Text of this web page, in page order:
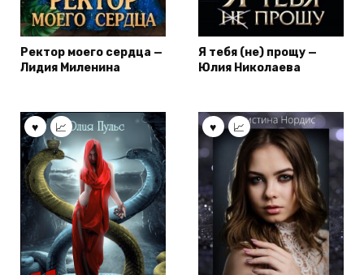
Ректор моего сердца —
Лидия Миленина
Я тебя (не) прощу —
Юлия Николаева